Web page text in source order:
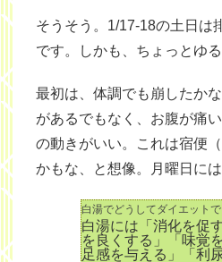
そうそう。1/17-18の土日は
です。しかも、ちょっとゆる
最初は、体調でも崩したか
があるでもなく、お腹が痛
の動きがいい。これは宿便
かもな、と想像。月曜日に
白湯でどうしてダイエットで
白湯には「消化を促
を良くする」「味覚
足感を与える」「利